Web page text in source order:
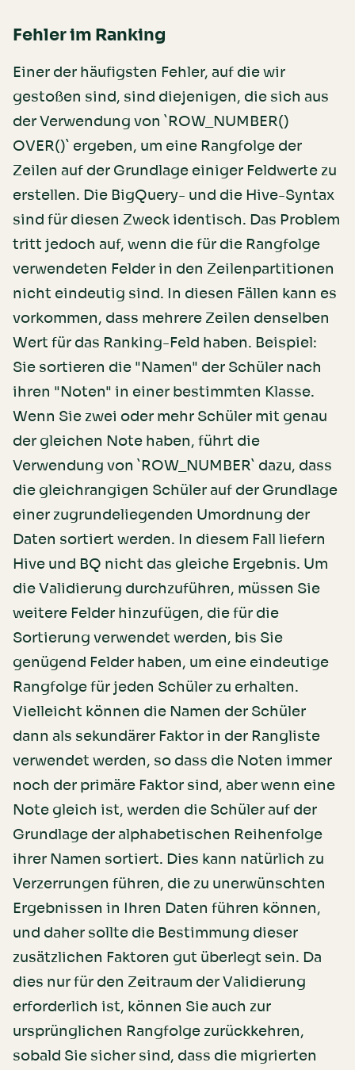
Fehler im Ranking
Einer der häufigsten Fehler, auf die wir
gestoßen sind, sind diejenigen, die sich aus
der Verwendung von `ROW_NUMBER()
OVER()` ergeben, um eine Rangfolge der
Zeilen auf der Grundlage einiger Feldwerte zu
erstellen. Die BigQuery- und die Hive-Syntax
sind für diesen Zweck identisch. Das Problem
tritt jedoch auf, wenn die für die Rangfolge
verwendeten Felder in den Zeilenpartitionen
nicht eindeutig sind. In diesen Fällen kann es
vorkommen, dass mehrere Zeilen denselben
Wert für das Ranking-Feld haben. Beispiel:
Sie sortieren die "Namen" der Schüler nach
ihren "Noten" in einer bestimmten Klasse.
Wenn Sie zwei oder mehr Schüler mit genau
der gleichen Note haben, führt die
Verwendung von `ROW_NUMBER` dazu, dass
die gleichrangigen Schüler auf der Grundlage
einer zugrundeliegenden Umordnung der
Daten sortiert werden. In diesem Fall liefern
Hive und BQ nicht das gleiche Ergebnis. Um
die Validierung durchzuführen, müssen Sie
weitere Felder hinzufügen, die für die
Sortierung verwendet werden, bis Sie
genügend Felder haben, um eine eindeutige
Rangfolge für jeden Schüler zu erhalten.
Vielleicht können die Namen der Schüler
dann als sekundärer Faktor in der Rangliste
verwendet werden, so dass die Noten immer
noch der primäre Faktor sind, aber wenn eine
Note gleich ist, werden die Schüler auf der
Grundlage der alphabetischen Reihenfolge
ihrer Namen sortiert. Dies kann natürlich zu
Verzerrungen führen, die zu unerwünschten
Ergebnissen in Ihren Daten führen können,
und daher sollte die Bestimmung dieser
zusätzlichen Faktoren gut überlegt sein. Da
dies nur für den Zeitraum der Validierung
erforderlich ist, können Sie auch zur
ursprünglichen Rangfolge zurückkehren,
sobald Sie sicher sind, dass die migrierten